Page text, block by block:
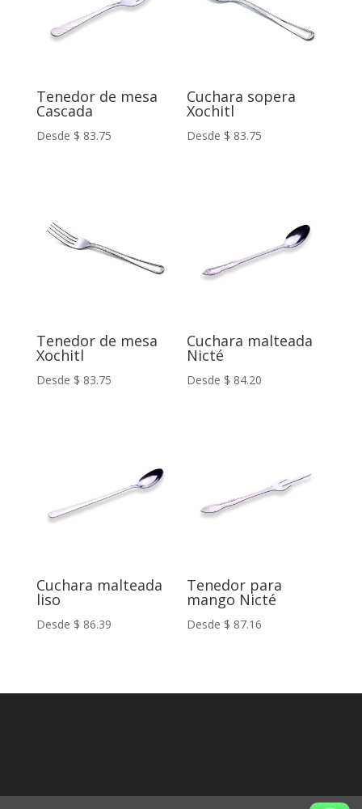
Tenedor de mesa
Cascada
Desde $ 83.75
Cuchara sopera
Xochitl
Desde $ 83.75
Tenedor de mesa
Xochitl
Desde $ 83.75
Cuchara malteada
Nicté
Desde $ 84.20
Cuchara malteada
liso
Desde $ 86.39
Tenedor para
mango Nicté
Desde $ 87.16